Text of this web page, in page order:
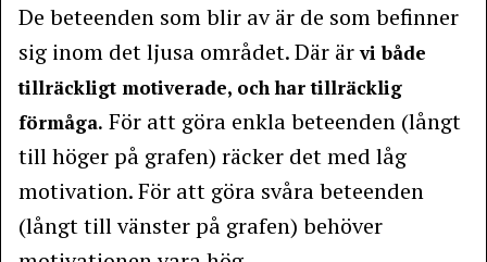
De beteenden som blir av är de som befinner
sig inom det ljusa området. Där ärvi både
tillräckligt motiverade, och har tillräcklig
förmåga. För att göra enkla beteenden (långt
till höger på grafen) räcker det med låg
motivation. För att göra svåra beteenden
(långt till vänster på grafen) behöver